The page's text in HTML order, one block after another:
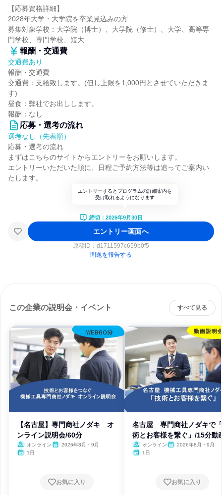
【応募資格詳細】
2028年大学・大学院を卒業見込みの方
募集対象学校：大学院（博士）、大学院（修士）、大学、高等専
門学校、専門学校、短大
報酬・交通費
交通費あり
報酬・交通費
交通費：支給致します。(但し上限を1,000円とさせていただきま
す)
昼食：弊社でお出しします。
報酬：なし
応募・選考の流れ
選考なし（先着順）
応募・選考の流れ
まずはこちらのサイトからエントリーをお願いします。
エントリーいただいた順に、日程ご予約方法等は追ってご案内い
たします。
エントリーするとプログラムの詳細案内を
受け取れるようになります
締切：2026年9月30日
エントリー画面へ
原稿ID： d1711597c659b0f5
問題を報告する
この企業の説明会・イベント すべて見る
【名古屋】専門商社ノダキ オ
ンライン説明会/60分
オンライン
2026年8月・9月
1日
お気に入り
名古屋 専門商社ノダキで
術とお客様を繋ぐ」/15分動
オンライン
2026年8月・9月
1日
お気に入り